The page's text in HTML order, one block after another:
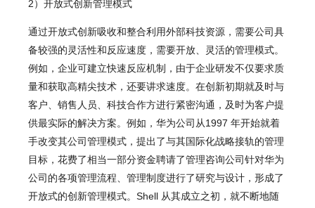
2）开放式创新管理模式
通过开放式创新吸收和整合利用外部科技资源，需要公司具
备较强的灵活性和反应速度，需要开放、灵活的管理模式。
例如，企业可建立快速反应机制，由于企业研发不仅要求质
量和获取高精尖技术，还要讲求速度。在创新初期就及时与
客户、销售人员、科技合作方进行紧密沟通，及时为客户提
供最实际的解决方案。例如，华为公司从1997 年开始就着
手改变其公司管理模式，提出了与其国际化战略接轨的管理
目标，花费了相当一部分资金聘请了管理咨询公司针对华为
公司的各项管理流程、管理制度进行了研究与设计，形成了
开放式的创新管理模式。Shell 从其成立之初，就不断地随